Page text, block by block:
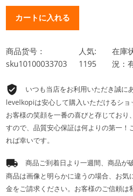
商品货号：
sku10100033703
人気:
1195
在庫
況：
いつも当店をお利用いただき誠に
levelkopiは安心して購入いただけるショ
お客様の笑顔を一番の喜びと存じており
すので、品質安心保証は何よりの第一！
れば幸いです。
商品ご到着日より一週間、商品が
商品は画像と明らかに違うの場合、お気
金をご請求ください。お客様のご信頼は